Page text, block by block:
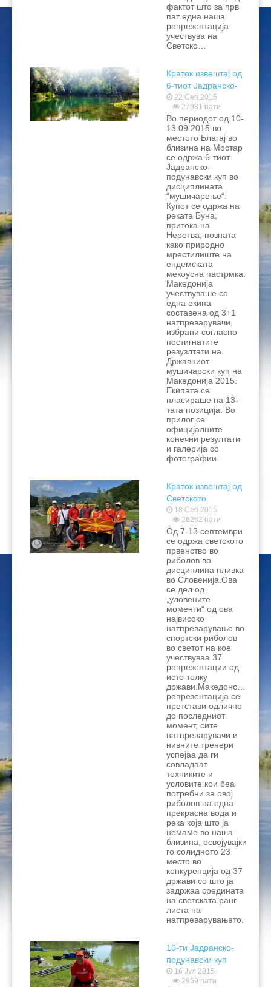
фактот што за прв
пат една наша
репрезентација
учествува на
Светско…
Краток извештај од
6-тиот Јадранско-
подунавски куп во
мушичарење 2015
22 Сеп 2015
27981 пати
Во периодот од 10-
13.09.2015 во
местото Благај во
близина на Мостар
се одржа 6-тиот
Јадранско-
подунавски куп во
дисциплината
“мушичарење“.
Купот се одржа на
реката Буна,
притока на
Неретва, позната
како природно
мрестилиште на
ендемската
мекоусна пастрмка.
Македонија
учествуваше со
една екипа
составена од 3+1
натпреварувачи,
избрани согласно
постигнатите
резузлтати на
Државниот
мушичарски куп на
Македонија 2015.
Екипата се
пласираше на 13-
тата позиција. Во
прилог се
официјалните
конечни резултати
и галерија со
фотографии.
Краток извештај од
Светското
првенство во
дисциплина пливка
Словенија 2015
18 Сеп 2015
26262 пати
Од 7-13 септември
се одржа светското
првенство во
риболов во
дисциплина пливка
во Словенија.Ова
се дел од
„уловените
моменти“ од ова
највисоко
натпреварување во
спортски риболов
во светот на кое
учествуваа 37
репрезентации од
исто толку
држави.Македонската
репрезентација се
претстави одлично
до последниот
момент, сите
натпреварувачи и
нивните тренери
успејаа да ги
совладаат
техниките и
условите кои беа
потребни за овој
риболов на една
прекрасна вода и
река која што ја
немаме во наша
близина, освојувајки
го солидното 23
место во
конкуренција од 37
држави со што ја
задржаа средината
на светската ранг
листа на
натпреварувањето.
10-ти Јадранско-
подунавски куп
16 Јул 2015
2959 пати